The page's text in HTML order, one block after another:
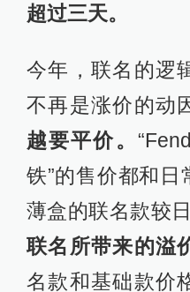
超过三天。
今年，联名的逻
不再是涨价的动
越要平价。
铁”的售价都和日
薄盒的联名款较
联名所带来的溢
名款和基础款价